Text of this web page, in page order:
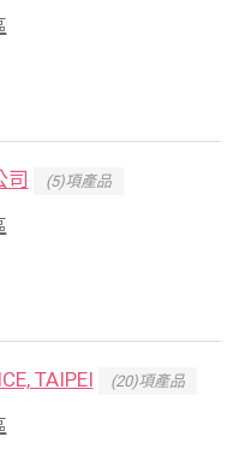
司 (5)項產品
TAIPEI (20)項產品